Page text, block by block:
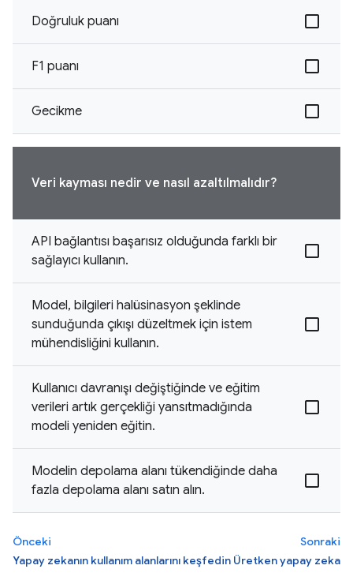
Doğruluk puanı
F1 puanı
Gecikme
Veri kayması nedir ve nasıl azaltılmalıdır?
API bağlantısı başarısız olduğunda farklı bir
sağlayıcı kullanın.
Model, bilgileri halüsinasyon şeklinde
sunduğunda çıkışı düzeltmek için istem
mühendisliğini kullanın.
Kullanıcı davranışı değiştiğinde ve eğitim
verileri artık gerçekliği yansıtmadığında
modeli yeniden eğitin.
Modelin depolama alanı tükendiğinde daha
fazla depolama alanı satın alın.
Önceki
Yapay zekanın kullanım alanlarını keşfedin
Sonraki
Üretken yapay zeka